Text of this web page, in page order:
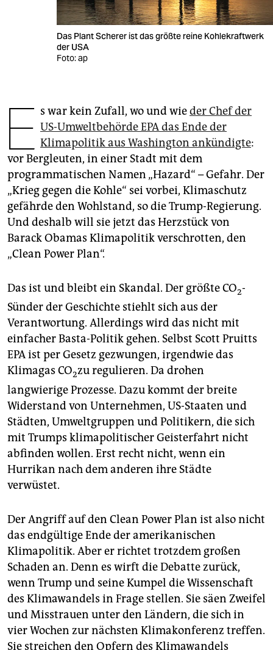
veranstaltungen
genossenschaft
epaper login
Das Plant Scherer ist das größte reine Kohlekraftwerk
der USA
Foto: ap
E s war kein Zufall, wo und wieder Chef der
US-Umweltbehörde EPA das Ende der
Klimapolitik aus Washington ankündigte:
vor Bergleuten, in einer Stadt mit dem
programmatischen Namen „Hazard“ – Gefahr. Der
„Krieg gegen die Kohle“ sei vorbei, ­Klimaschutz
gefährde den Wohlstand, so die Trump-Regierung.
Und deshalb will sie jetzt das Herzstück von
Barack Obamas Klimapolitik verschrotten, den
„Clean Power Plan“.
Das ist und bleibt ein Skandal. Der größte CO2-
Sünder der Geschichte stiehlt sich aus der
Verantwortung. Allerdings wird das nicht mit
einfacher Basta-Politik gehen. Selbst Scott Pruitts
EPA ist per Gesetz gezwungen, irgendwie das
Klimagas CO2zu regulieren. Da drohen
langwierige Prozesse. Dazu kommt der breite
Widerstand von Unternehmen, US-Staaten und
Städten, Umweltgruppen und Politikern, die sich
mit Trumps klimapolitischer Geisterfahrt nicht
abfinden wollen. Erst recht nicht, wenn ein
Hurrikan nach dem anderen ihre Städte
verwüstet.
Der Angriff auf den Clean Power Plan ist also nicht
das endgültige Ende der amerikanischen
Klimapolitik. Aber er richtet trotzdem großen
Schaden an. Denn es wirft die Debatte zurück,
wenn Trump und seine Kumpel die Wissenschaft
des Klimawandels in Frage stellen. Sie säen Zweifel
und Misstrauen unter den Ländern, die sich in
vier Wochen zur nächsten Klimakonferenz treffen.
Sie streichen den Opfern des Klimawandels